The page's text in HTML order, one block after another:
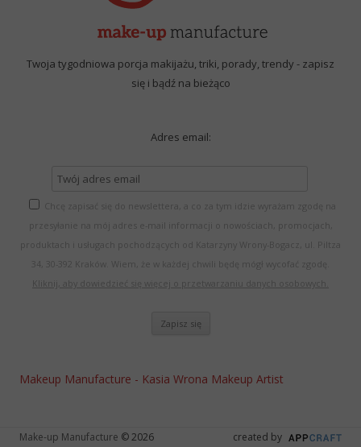
Twoja tygodniowa porcja makijażu, triki, porady, trendy - zapisz
się i bądź na bieżąco
Adres email:
Chcę zapisać się do newslettera, a co za tym idzie wyrażam zgodę na
przesyłanie na mój adres e-mail informacji o nowościach, promocjach,
produktach i usługach pochodzących od Katarzyny Wrony-Bogacz, ul. Piltza
34, 30-392 Kraków. Wiem, że w każdej chwili będę mógł wycofać zgodę.
Kliknij, aby dowiedzieć się więcej o przetwarzaniu danych osobowych.
Makeup Manufacture - Kasia Wrona Makeup Artist
Make-up Manufacture © 2026 created by